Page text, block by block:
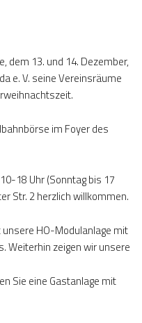
dem 13. und 14. Dezember,
e. V. seine Vereinsräume
im Foyer des
18 Uhr (Sonntag bis 17
Str. 2 herzlich willkommen.
HO-Modulanlage mit
Weiterhin zeigen wir unsere
Sie eine Gastanlage mit